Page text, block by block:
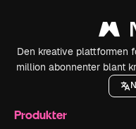
Den kreative plattformen
million abonnenter blant
Produkter